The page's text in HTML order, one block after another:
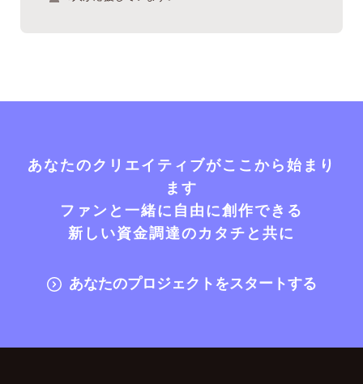
あなたのクリエイティブがここから始まり
ます
ファンと一緒に自由に創作できる
新しい資金調達のカタチと共に
あなたのプロジェクトをスタートする